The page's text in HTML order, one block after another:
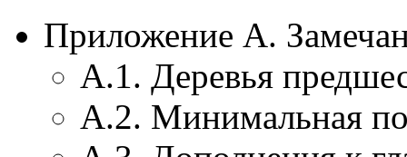
Приложение А.
А.1. Деревья
А.2. Минимальная